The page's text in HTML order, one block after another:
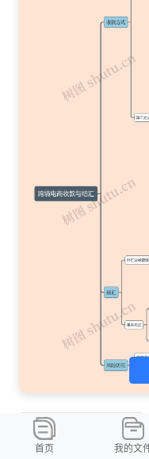
跨境电商收款与结汇
首页 我的文